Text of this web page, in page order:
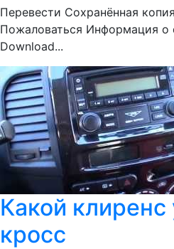
Перевести Сохранённая
Пожаловаться Информация о
Download...
Какой
кросс